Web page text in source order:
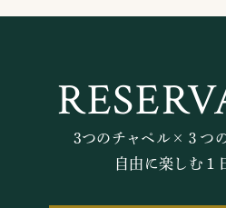
3つのチャペル×３つ
自由に楽しむ１